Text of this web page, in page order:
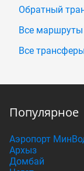
Обратный
Все
Все
Популярное
Аэропорт
Архыз
Домбай